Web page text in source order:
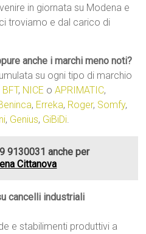
in giornata su Modena e
troviamo e dal carico di
anche i marchi meno noti?
su ogni tipo di marchio
BFT, NICE oAPRIMATIC,
, Erreka, Roger, Somfy,
, Genius, GiBiDi.
9130031 anche per
Cittanova
cancelli industriali
e stabilimenti produttivi a